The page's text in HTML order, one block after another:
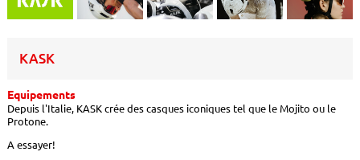
KASK
Equipements
Depuis l'Italie, KASK crée des casques iconiques tel que le Mojito ou le
Protone.
A essayer!